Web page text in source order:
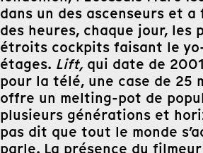
dans un des ascenseurs et
des heures, chaque jour, les
étroits cockpits faisant le
étages. Lift, qui date de
pour la télé, une case de 25
offre un melting-pot de
plusieurs générations et
pas dit que tout le monde
parle. La présence du